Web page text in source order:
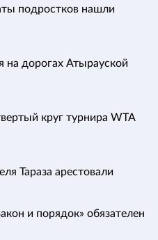
подростков нашли
на дорогах Атырауской
круг турнира WTA
Тараза арестовали
и порядок» обязателен